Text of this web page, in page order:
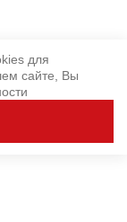
для
сайте, Вы